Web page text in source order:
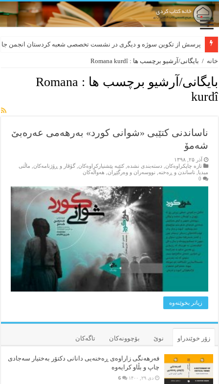
پرسش از تکوین سوژه و دیگری در نشست تخصصی شعبه کردستان انجمن
خانه / بایگانی/آرشیو برچسب ها : Romana kurdî
بایگانی/آرشیو برچسب ها :Romana
kurdî
ناساندنی کتێبی «شوانی کورد» به‌رهه‌می عەرەبێ
شەمۆ
آذر ۲۵, ۱۳۹۸
تازه‌ چاپکراوه‌کان
دسته‌بندی نشده ,کتێبه‌ پێشنیارکراوه‌کان ,گۆڤار و ڕۆژنامه‌کان
ماڵتی
میدیا
ناساندن و ڕه‌خنه‌ نووسه‌ران و وه‌رگێڕان
هه‌واڵه‌کان
0
زیاتر بخوێنه‌وه‌
زۆر خوێندراو نوێ بۆچوونه‌کان تاگەکان
فەرهەنگی زاراوەی ڕەخنەیی دانانی دکتۆر بەختیار سەجادی
چاپ و بڵاو کرایەوە
دی ۲۹, ۱۴۰۰ 6